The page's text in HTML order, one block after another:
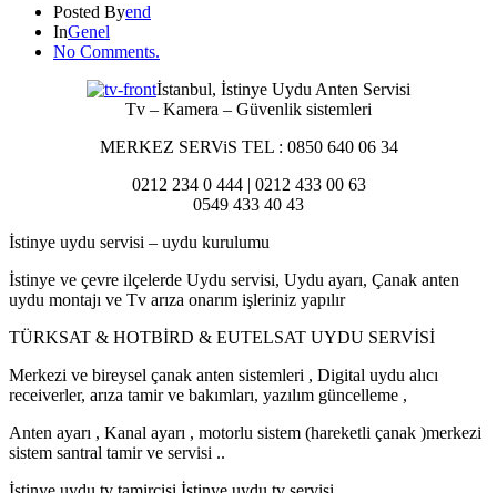
Posted Byend
InGenel
No Comments.
İstanbul, İstinye Uydu Anten Servisi
Tv – Kamera – Güvenlik sistemleri
MERKEZ SERViS TEL : 0850 640 06 34
0212 234 0 444 | 0212 433 00 63
0549 433 40 43
İstinye uydu servisi – uydu kurulumu
İstinye ve çevre ilçelerde Uydu servisi, Uydu ayarı, Çanak anten
uydu montajı ve Tv arıza onarım işleriniz yapılır
TÜRKSAT & HOTBİRD & EUTELSAT UYDU SERVİSİ
Merkezi ve bireysel çanak anten sistemleri , Digital uydu alıcı
receiverler, arıza tamir ve bakımları, yazılım güncelleme ,
Anten ayarı , Kanal ayarı , motorlu sistem (hareketli çanak )merkezi
sistem santral tamir ve servisi ..